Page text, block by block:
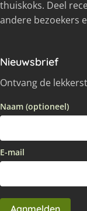
thuiskoks. Deel
andere bezoekers
Nieuwsbrief
Ontvang de
Naam (optioneel)
E-mail